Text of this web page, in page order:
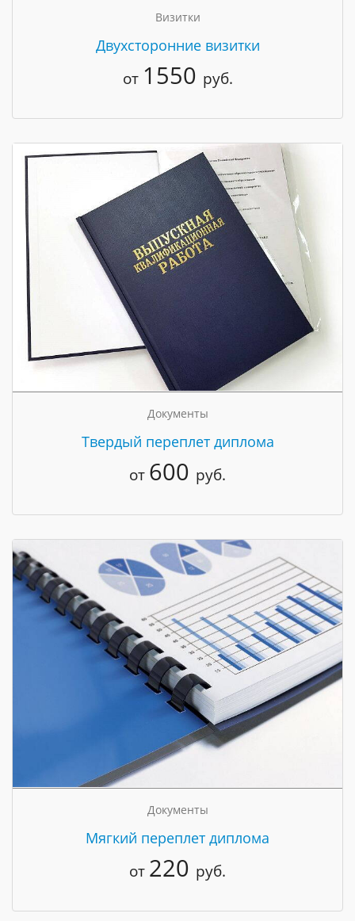
Визитки
Двухсторонние визитки
от 1550 руб.
Документы
Твердый переплет диплома
от 600 руб.
Документы
Мягкий переплет диплома
от 220 руб.